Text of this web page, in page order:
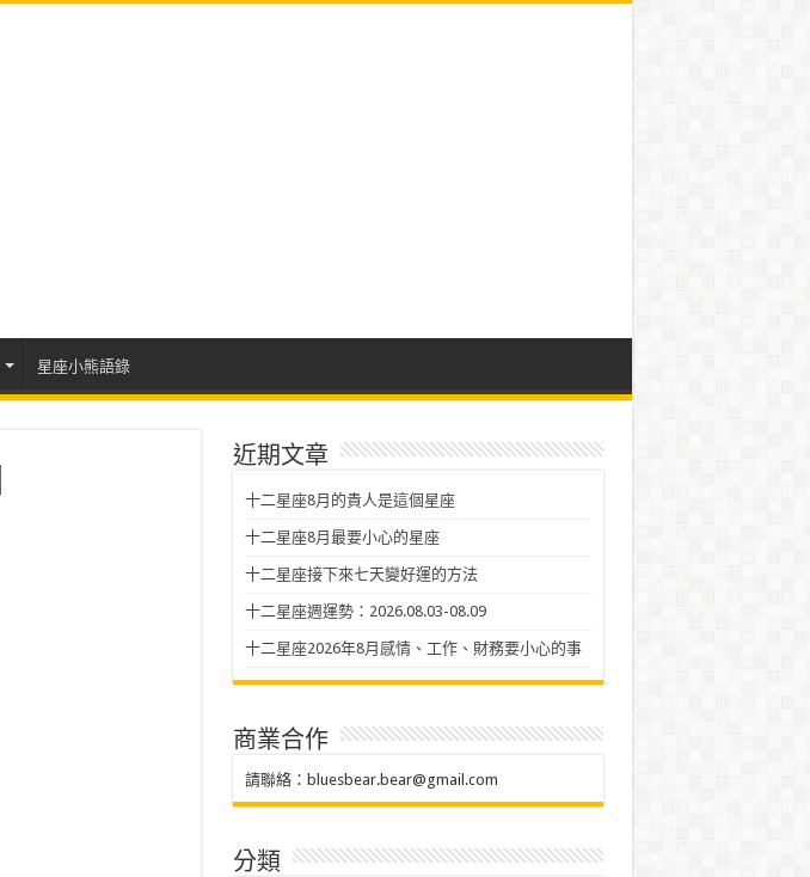
星座小熊語錄
近期文章
十二星座8月的貴人是這個星座
十二星座8月最要小心的星座
十二星座接下來七天變好運的方法
十二星座週運勢：2026.08.03-08.09
十二星座2026年8月感情、工作、財務要小心的事
商業合作
請聯絡： bluesbear.bear@gmail.com
分類